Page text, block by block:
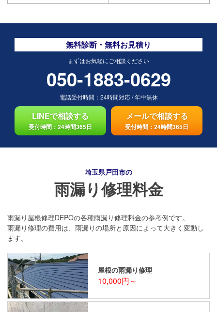
無料診断・無料お見積り
まずはお気軽にご相談ください
050-1883-0629
電話受付時間： 24時間対応/年中無休
LINEで相談する
受付時間：24時間365日
メールで相談する
受付時間：24時間365日
埼玉県戸田市の
雨漏り修理料金
雨漏り屋根修理DEPOの各種雨漏り修理料金の参考例です。
雨漏り修理の費用は、雨漏りの場所と原因によって大きく変動し
ます。
屋根の雨漏り修理
10,000円～